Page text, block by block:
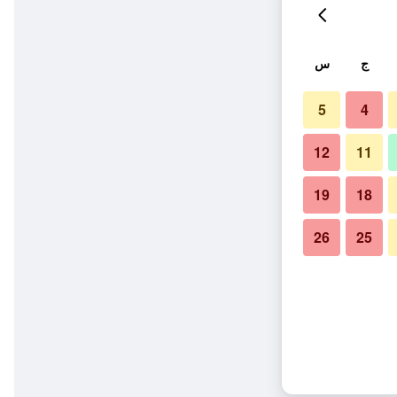
ج س
4
5
11
12
18
19
25
26